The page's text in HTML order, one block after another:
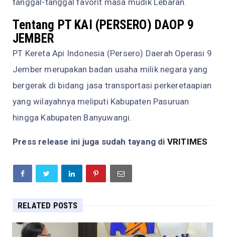
tanggal-tanggal favorit masa mudik Lebaran.
Tentang PT KAI (PERSERO) DAOP 9
JEMBER
PT Kereta Api Indonesia (Persero) Daerah Operasi 9
Jember merupakan badan usaha milik negara yang
bergerak di bidang jasa transportasi perkeretaapian
yang wilayahnya meliputi Kabupaten Pasuruan
hingga Kabupaten Banyuwangi.
Press release ini juga sudah tayang di VRITIMES
RELATED POSTS